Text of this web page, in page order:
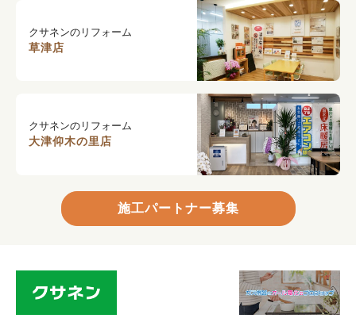
クサネンのリフォーム
草津店
クサネンのリフォーム
大津仰木の里店
施工パートナー募集